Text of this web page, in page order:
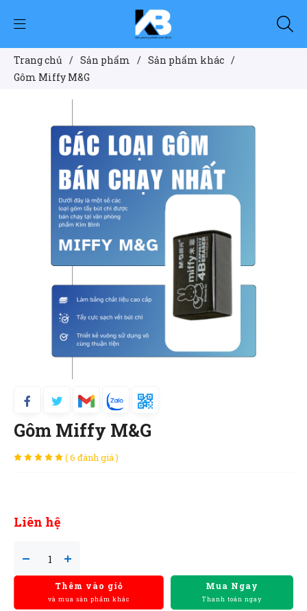
Trang chủ / Sản phẩm / Sản phẩm khác /
Gôm Miffy M&G
Gôm Miffy M&G
( 6 đánh giá )
Liên hệ
Thêm vào giỏ
và mua sản phẩm khác
Mua Ngay
Thanh toán ngay